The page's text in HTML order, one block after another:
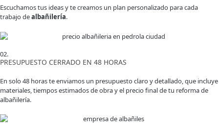
Escuchamos tus ideas y te creamos un plan personalizado para cada
trabajo dealbañilería.
02.
PRESUPUESTO CERRADO EN 48 HORAS
En solo 48 horas te enviamos un presupuesto claro y detallado, que incluye
materiales, tiempos estimados de obra y el precio final de tu reforma de
albañilería.